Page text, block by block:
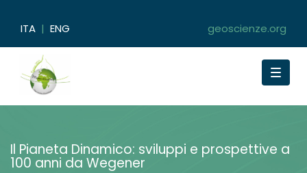
ITA | ENG geoscienze.org
Toggle
Il Pianeta Dinamico: sviluppi e prospettive a
100 anni da Wegener